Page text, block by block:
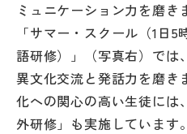
ミュニケーション力を磨き
「サマー・スクール（1日
語研修）」（写真右）では
異文化交流と発話力を磨き
化への関心の高い生徒には
外研修」も実施しています。